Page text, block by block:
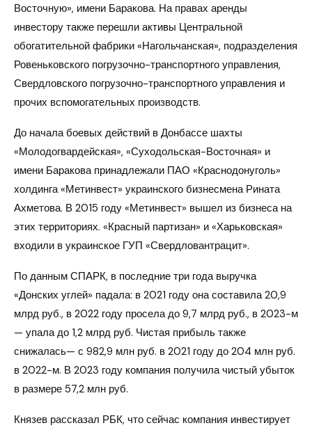
Восточную», имени Баракова. На правах аренды
инвестору также перешли активы Центральной
обогатительной фабрики «Нагольчанская», подразделения
Ровеньковского погрузочно-транспортного управления,
Свердловского погрузочно-транспортного управления и
прочих вспомогательных производств.
До начала боевых действий в Донбассе шахты
«Молодогвардейская», «Суходольская-Восточная» и
имени Баракова принадлежали ПАО «Краснодонуголь»
холдинга «Метинвест» украинского бизнесмена Рината
Ахметова. В 2015 году «Метинвест» вышел из бизнеса на
этих территориях. «Красный партизан» и «Харьковская»
входили в украинское ГУП «Свердловантрацит».
По данным СПАРК, в последние три года выручка
«Донских углей» падала: в 2021 году она составила 20,9
млрд руб., в 2022 году просела до 9,7 млрд руб., в 2023-м
— упала до 1,2 млрд руб. Чистая прибыль также
снижалась— с 982,9 млн руб. в 2021 году до 204 млн руб.
в 2022-м. В 2023 году компания получила чистый убыток
в размере 57,2 млн руб.
Князев рассказал РБК, что сейчас компания инвестирует